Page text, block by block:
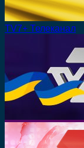
TV7+ Телеканал